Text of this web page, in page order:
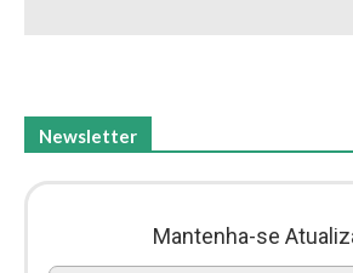
Newsletter
Mantenha-se